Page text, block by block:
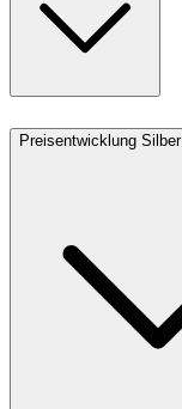
Preisentwicklung